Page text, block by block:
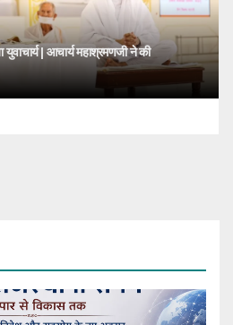
| आचार्य महाश्रमणजी ने की